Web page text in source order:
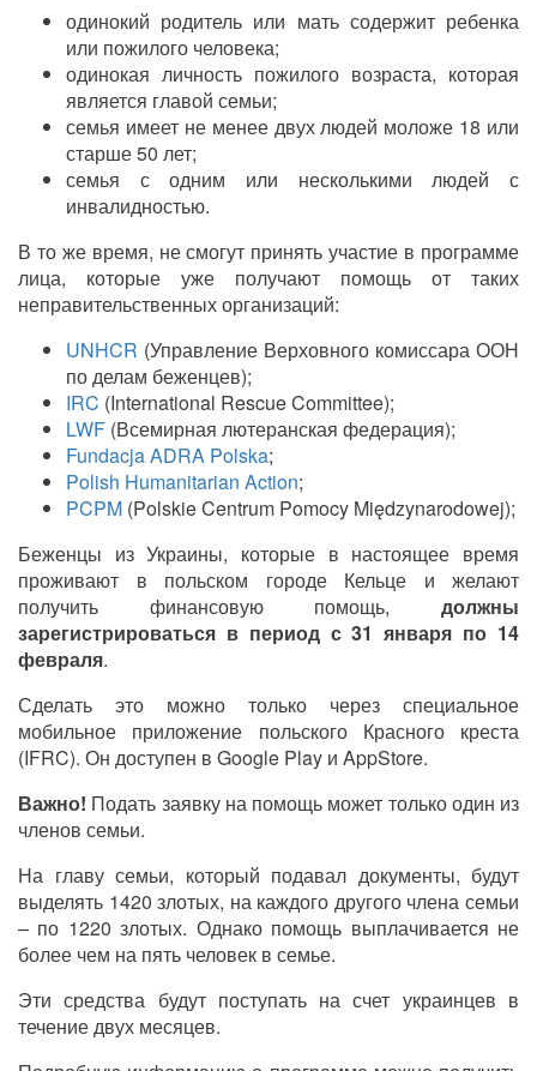
одинокий родитель или мать содержит ребенка
или пожилого человека;
одинокая личность пожилого возраста, которая
является главой семьи;
семья имеет не менее двух людей моложе 18 или
старше 50 лет;
семья с одним или несколькими людей с
инвалидностью.
В то же время, не смогут принять участие в программе
лица, которые уже получают помощь от таких
неправительственных организаций:
UNHCR (Управление Верховного комиссара ООН
по делам беженцев);
IRC (International Rescue Committee);
LWF (Всемирная лютеранская федерация);
Fundacja ADRA Polska;
Polish Humanitarian Action;
PCPM (Polskie Centrum Pomocy Międzynarodowej);
Беженцы из Украины, которые в настоящее время
проживают в польском городе Кельце и желают
получить финансовую помощь, должны
зарегистрироваться в период с 31 января по 14
февраля.
Сделать это можно только через специальное
мобильное приложение польского Красного креста
(IFRC). Он доступен в Google Play и AppStore.
Важно! Подать заявку на помощь может только один из
членов семьи.
На главу семьи, который подавал документы, будут
выделять 1420 злотых, на каждого другого члена семьи
– по 1220 злотых. Однако помощь выплачивается не
более чем на пять человек в семье.
Эти средства будут поступать на счет украинцев в
течение двух месяцев.